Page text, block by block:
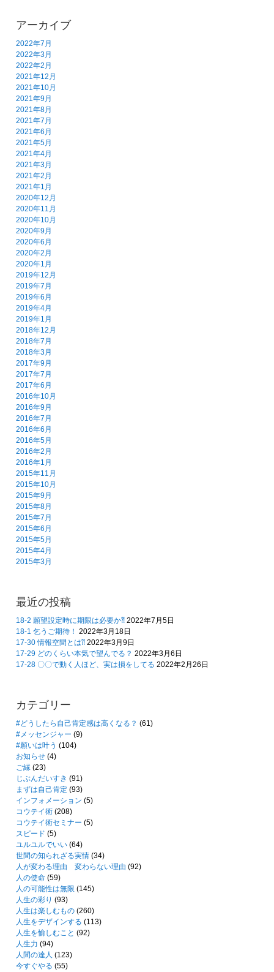
アーカイブ
2022年7月
2022年3月
2022年2月
2021年12月
2021年10月
2021年9月
2021年8月
2021年7月
2021年6月
2021年5月
2021年4月
2021年3月
2021年2月
2021年1月
2020年12月
2020年11月
2020年10月
2020年9月
2020年6月
2020年2月
2020年1月
2019年12月
2019年7月
2019年6月
2019年4月
2019年1月
2018年12月
2018年7月
2018年3月
2017年9月
2017年7月
2017年6月
2016年10月
2016年9月
2016年7月
2016年6月
2016年5月
2016年2月
2016年1月
2015年11月
2015年10月
2015年9月
2015年8月
2015年7月
2015年6月
2015年5月
2015年4月
2015年3月
最近の投稿
18-2 願望設定時に期限は必要か⁈ 2022年7月5日
18-1 乞うご期待！ 2022年3月18日
17-30 情報空間とは⁈ 2022年3月9日
17-29 どのくらい本気で望んでる？ 2022年3月6日
17-28 〇〇で動く人ほど、実は損をしてる 2022年2月26日
カテゴリー
#どうしたら自己肯定感は高くなる？ (61)
#メッセンジャー (9)
#願いは叶う (104)
お知らせ (4)
ご縁 (23)
じぶんだいすき (91)
まずは自己肯定 (93)
インフォメーション (5)
コウテイ術 (208)
コウテイ術セミナー (5)
スピード (5)
ユルユルでいい (64)
世間の知られざる実情 (34)
人が変わる理由 変わらない理由 (92)
人の使命 (59)
人の可能性は無限 (145)
人生の彩り (93)
人生は楽しむもの (260)
人生をデザインする (113)
人生を愉しむこと (92)
人生力 (94)
人間の達人 (123)
今すぐやる (55)